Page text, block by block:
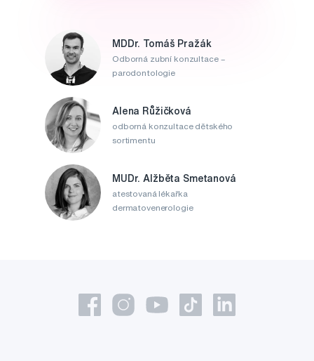
MDDr. Tomáš Pražák
Odborná zubní konzultace –
parodontologie
Alena Růžičková
odborná konzultace dětského
sortimentu
MUDr. Alžběta Smetanová
atestovaná lékařka
dermatovenerologie